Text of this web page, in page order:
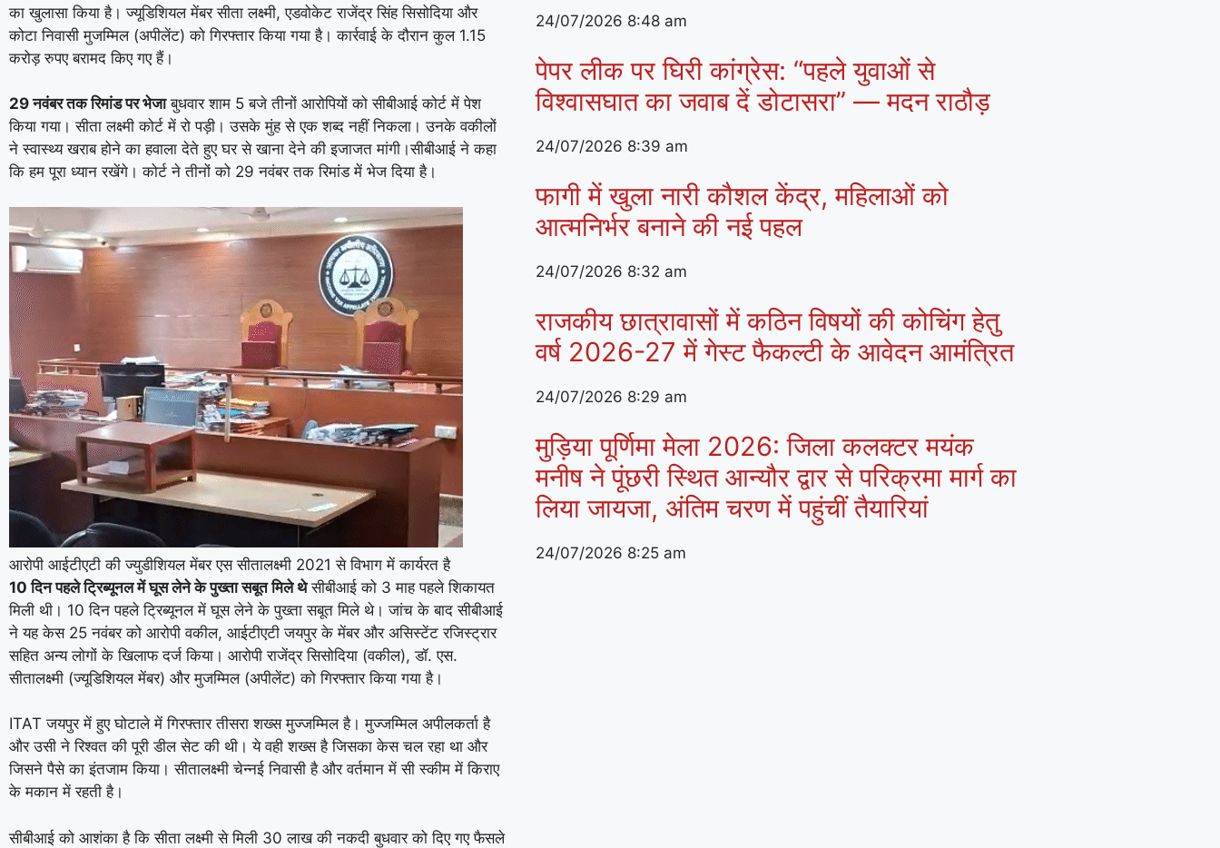
का खुलासा किया है। ज्यूडिशियल मेंबर सीता लक्ष्मी, एडवोकेट राजेंद्र सिंह सिसोदिया और
कोटा निवासी मुजम्मिल (अपीलेंट) को गिरफ्तार किया गया है। कार्रवाई के दौरान कुल 1.15
करोड़ रुपए बरामद किए गए हैं।
29 नवंबर तक रिमांड पर भेजाबुधवार शाम 5 बजे तीनों आरोपियों को सीबीआई कोर्ट में पेश
किया गया। सीता लक्ष्मी कोर्ट में रो पड़ी। उसके मुंह से एक शब्द नहीं निकला। उनके वकीलों
ने स्वास्थ्य खराब होने का हवाला देते हुए घर से खाना देने की इजाजत मांगी।सीबीआई ने कहा
कि हम पूरा ध्यान रखेंगे। कोर्ट ने तीनों को 29 नवंबर तक रिमांड में भेज दिया है।
आरोपी आईटीएटी की ज्युडीशियल मेंबर एस सीतालक्ष्मी 2021 से विभाग में कार्यरत है
10 दिन पहले ट्रिब्यूनल में घूस लेने के पुख्ता सबूत मिले थेसीबीआई को 3 माह पहले शिकायत
मिली थी। 10 दिन पहले ट्रिब्यूनल में घूस लेने के पुख्ता सबूत मिले थे। जांच के बाद सीबीआई
ने यह केस 25 नवंबर को आरोपी वकील, आईटीएटी जयपुर के मेंबर और असिस्टेंट रजिस्ट्रार
सहित अन्य लोगों के खिलाफ दर्ज किया। आरोपी राजेंद्र सिसोदिया (वकील), डॉ. एस.
सीतालक्ष्मी (ज्यूडिशियल मेंबर) और मुजम्मिल (अपीलेंट) को गिरफ्तार किया गया है।
ITAT जयपुर में हुए घोटाले में गिरफ्तार तीसरा शख्स मुज्जम्मिल है। मुज्जम्मिल अपीलकर्ता है
और उसी ने रिश्वत की पूरी डील सेट की थी। ये वही शख्स है जिसका केस चल रहा था और
जिसने पैसे का इंतजाम किया। सीतालक्ष्मी चेन्नई निवासी है और वर्तमान में सी स्कीम में किराए
के मकान में रहती है।
सीबीआई को आशंका है कि सीता लक्ष्मी से मिली 30 लाख की नकदी बुधवार को दिए गए फैसले
24/07/2026 8:48 am
पेपर लीक पर घिरी कांग्रेस: “पहले युवाओं से
विश्वासघात का जवाब दें डोटासरा” — मदन राठौड़
24/07/2026 8:39 am
फागी में खुला नारी कौशल केंद्र, महिलाओं को
आत्मनिर्भर बनाने की नई पहल
24/07/2026 8:32 am
राजकीय छात्रावासों में कठिन विषयों की कोचिंग हेतु
वर्ष 2026-27 में गेस्ट फैकल्टी के आवेदन आमंत्रित
24/07/2026 8:29 am
मुड़िया पूर्णिमा मेला 2026: जिला कलक्टर मयंक
मनीष ने पूंछरी स्थित आन्यौर द्वार से परिक्रमा मार्ग का
लिया जायजा, अंतिम चरण में पहुंचीं तैयारियां
24/07/2026 8:25 am